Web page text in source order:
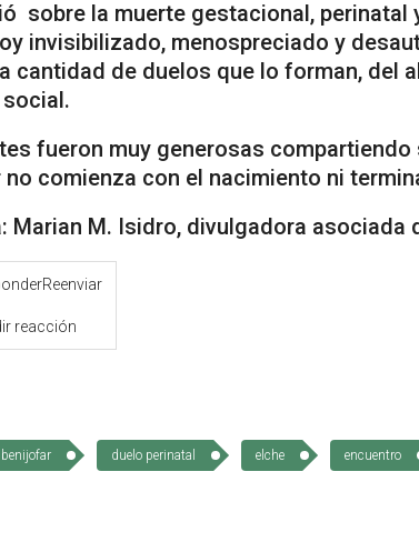
sobre la muerte gestacional, perinatal
invisibilizado, menospreciado y
cantidad de duelos que lo forman, del
fueron muy generosas
no comienza con el nacimiento ni
Marian M. Isidro, divulgadora asociada
Reenviar
reacción
benijofar duelo perinatal elche encuentro